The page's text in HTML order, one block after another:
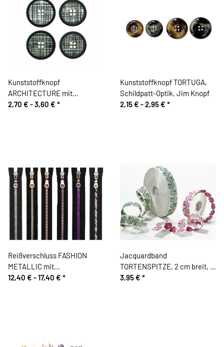
Kunststoffknopf
ARCHITECTURE mit
Karomuster, Union Knopf
2,70 € -3,60 € *
Kunststoffknopf TORTUGA,
Schildpatt-Optik, Jim Knopf
2,15 € -2,95 € *
Reißverschluss FASHION
METALLIC mit
Kunststoffzahn, teilbar, Prym
12,40 € -17,40 € *
Jacquardband
TORTENSPITZE, 2 cm breit, 4
Farbvarianten
3,95 € *